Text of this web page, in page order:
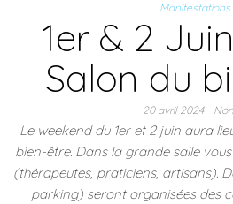
Manifestations
1er & 2
Salon du
20 avril 2024 Non
Le weekend du 1er et 2 juin aura
bien-être. Dans la grande salle
(thérapeutes, praticiens, artisans).
parking) seront organisées des